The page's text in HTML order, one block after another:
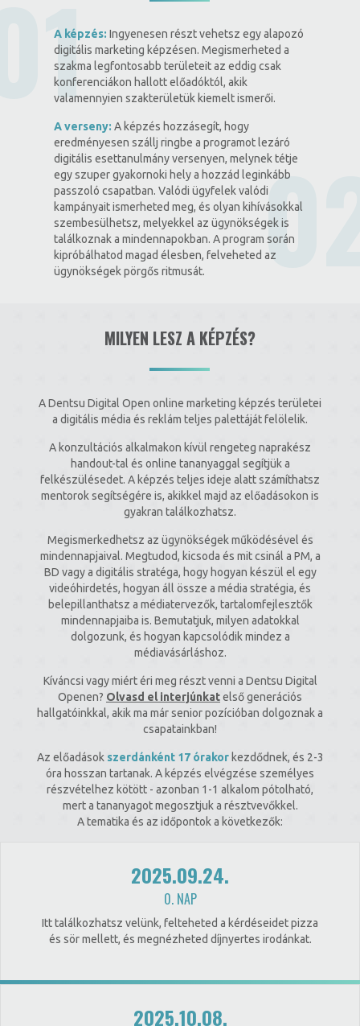
A képzés: Ingyenesen részt vehetsz egy alapozó
digitális marketing képzésen. Megismerheted a
szakma legfontosabb területeit az eddig csak
konferenciákon hallott előadóktól, akik
valamennyien szakterületük kiemelt ismerői.
A verseny: A képzés hozzásegít, hogy
eredményesen szállj ringbe a programot lezáró
digitális esettanulmány versenyen, melynek tétje
egy szuper gyakornoki hely a hozzád leginkább
passzoló csapatban. Valódi ügyfelek valódi
kampányait ismerheted meg, és olyan kihívásokkal
szembesülhetsz, melyekkel az ügynökségek is
találkoznak a mindennapokban. A program során
kipróbálhatod magad élesben, felveheted az
ügynökségek pörgős ritmusát.
MILYEN LESZ A KÉPZÉS?
A Dentsu Digital Open online marketing képzés területei
a digitális média és reklám teljes palettáját felölelik.
A konzultációs alkalmakon kívül rengeteg naprakész
handout-tal és online tananyaggal segítjük a
felkészülésedet. A képzés teljes ideje alatt számíthatsz
mentorok segítségére is, akikkel majd az előadásokon is
gyakran találkozhatsz.
Megismerkedhetsz az ügynökségek működésével és
mindennapjaival. Megtudod, kicsoda és mit csinál a PM, a
BD vagy a digitális stratéga, hogy hogyan készül el egy
videóhirdetés, hogyan áll össze a média stratégia, és
belepillanthatsz a médiatervezők, tartalomfejlesztők
mindennapjaiba is. Bemutatjuk, milyen adatokkal
dolgozunk, és hogyan kapcsolódik mindez a
médiavásárláshoz.
Kíváncsi vagy miért éri meg részt venni a Dentsu Digital
Openen? Olvasd el interjúnkatelső generációs
hallgatóinkkal, akik ma már senior pozícióban dolgoznak a
csapatainkban!
Az előadások szerdánként 17 órakorkezdődnek, és 2-3
óra hosszan tartanak. A képzés elvégzése személyes
részvételhez kötött - azonban 1-1 alkalom pótolható,
mert a tananyagot megosztjuk a résztvevőkkel.
A tematika és az időpontok a következők:
2025.09.24.
0. NAP
Itt találkozhatsz velünk, felteheted a kérdéseidet pizza
és sör mellett, és megnézheted díjnyertes irodánkat.
2025.10.08.